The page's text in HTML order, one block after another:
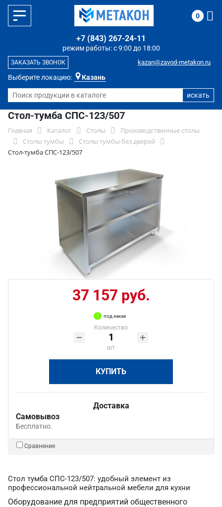
Выберите локацию: Казань
режим работы: с 9:00 до 18:00
+7 (843) 267-24-11
kazan@zavod-metakon.ru
ЗАКАЗАТЬ ЗВОНОК
0
Стол-тумба СПС-123/507
Главная Каталог Столы
Производственные столы
Столы тумбы
Столы тумбы без дверей
Стол-тумба СПС-123/507
37 157 руб.
под заказ
Количество
шт
КУПИТЬ
Доставка
Самовывоз
Бесплатно.
Сравнение
Стол тумба СПС-123/507: удобный элемент из
профессиональной нейтральной мебели для кухни
Оборудование для предприятий общественного